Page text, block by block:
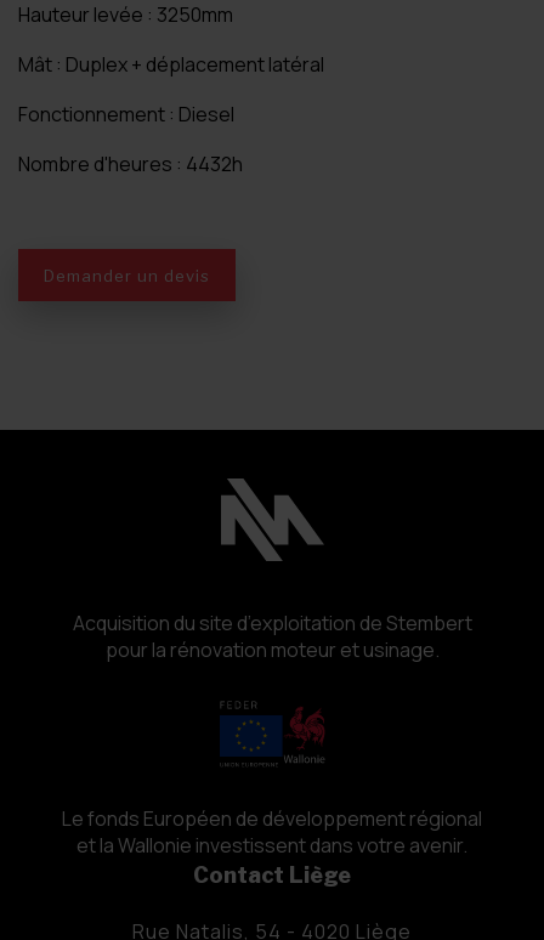
Hauteur levée : 3250mm
Mât : Duplex + déplacement latéral
Fonctionnement : Diesel
Nombre d'heures : 4432h
Demander un devis
Acquisition du site d’exploitation de Stembert
pour la rénovation moteur et usinage.
Le fonds Européen de développement régional
et la Wallonie investissent dans votre avenir.
Contact Liège
Rue Natalis, 54 - 4020 Liège